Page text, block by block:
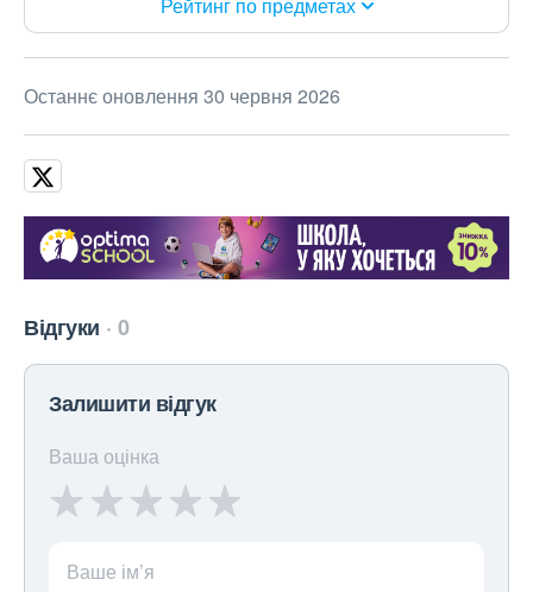
Останнє оновлення 30 червня 2026
Відгуки 0
Залишити відгук
Ваша оцінка
Ваше ім’я